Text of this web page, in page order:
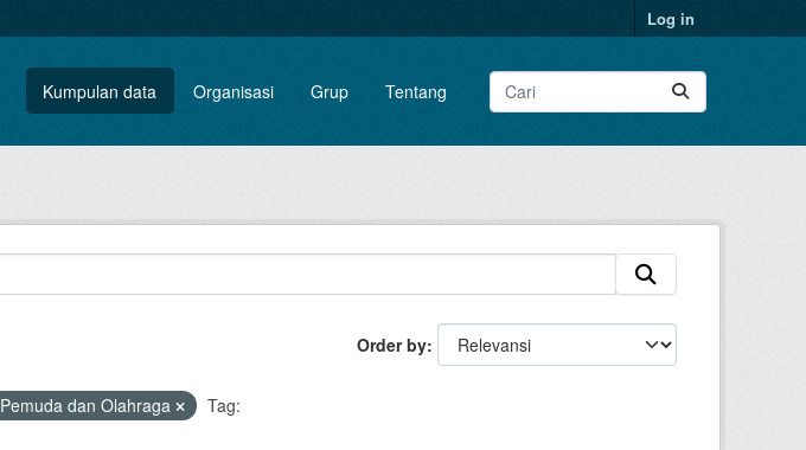
Log in
Kumpulan data Organisasi Grup Tentang
Order by
Pemuda dan Olahraga
Tag: